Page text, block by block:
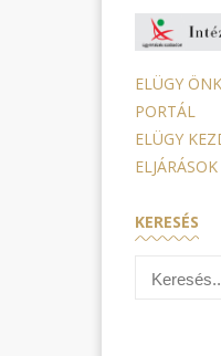
ELÜGY
PORTÁL
ELÜGY
ELJÁRÁSOK
KERESÉS